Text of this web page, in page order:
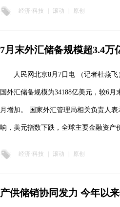
经济·科技 滚动 原创
7月末外汇储备规模超3.4万
人民网北京8月7日电 （记者杜燕
国外汇储备规模为34188亿美元，较6
月增加。 国家外汇管理局相关负责人
响，美元指数下跌，全球主要金融资产
经济·科技 滚动 原创
产供储销协同发力 今年以